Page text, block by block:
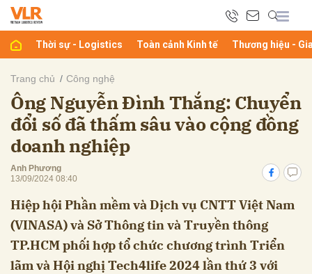
Thời sự - Logistics Toàn cảnh Kinh tế Thương hiệu -
Trang chủ Công nghệ
Ông Nguyễn Đình Thắng: Chuyển
đổi số đã thấm sâu vào cộng đồng
doanh nghiệp
Anh Phương
13/09/2024 08:40
Hiệp hội Phần mềm và Dịch vụ CNTT Việt Nam
(VINASA) và Sở Thông tin và Truyền thông
TP.HCM phối hợp tổ chức chương trình Triển
lãm và Hội nghị Tech4life 2024 lần thứ 3 với
luận
Hủy